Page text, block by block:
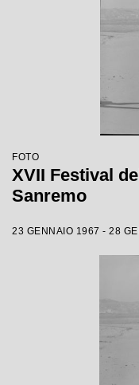
FOTO
XVII Festival
Sanremo
23 GENNAIO 1967 - 28